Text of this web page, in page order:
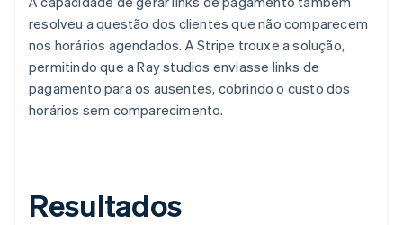
resolveu a questão dos clientes que não comparecem
nos horários agendados. A Stripe trouxe a solução,
permitindo que a Ray studios enviasse links de
pagamento para os ausentes, cobrindo o custo dos
horários sem comparecimento.
Resultados